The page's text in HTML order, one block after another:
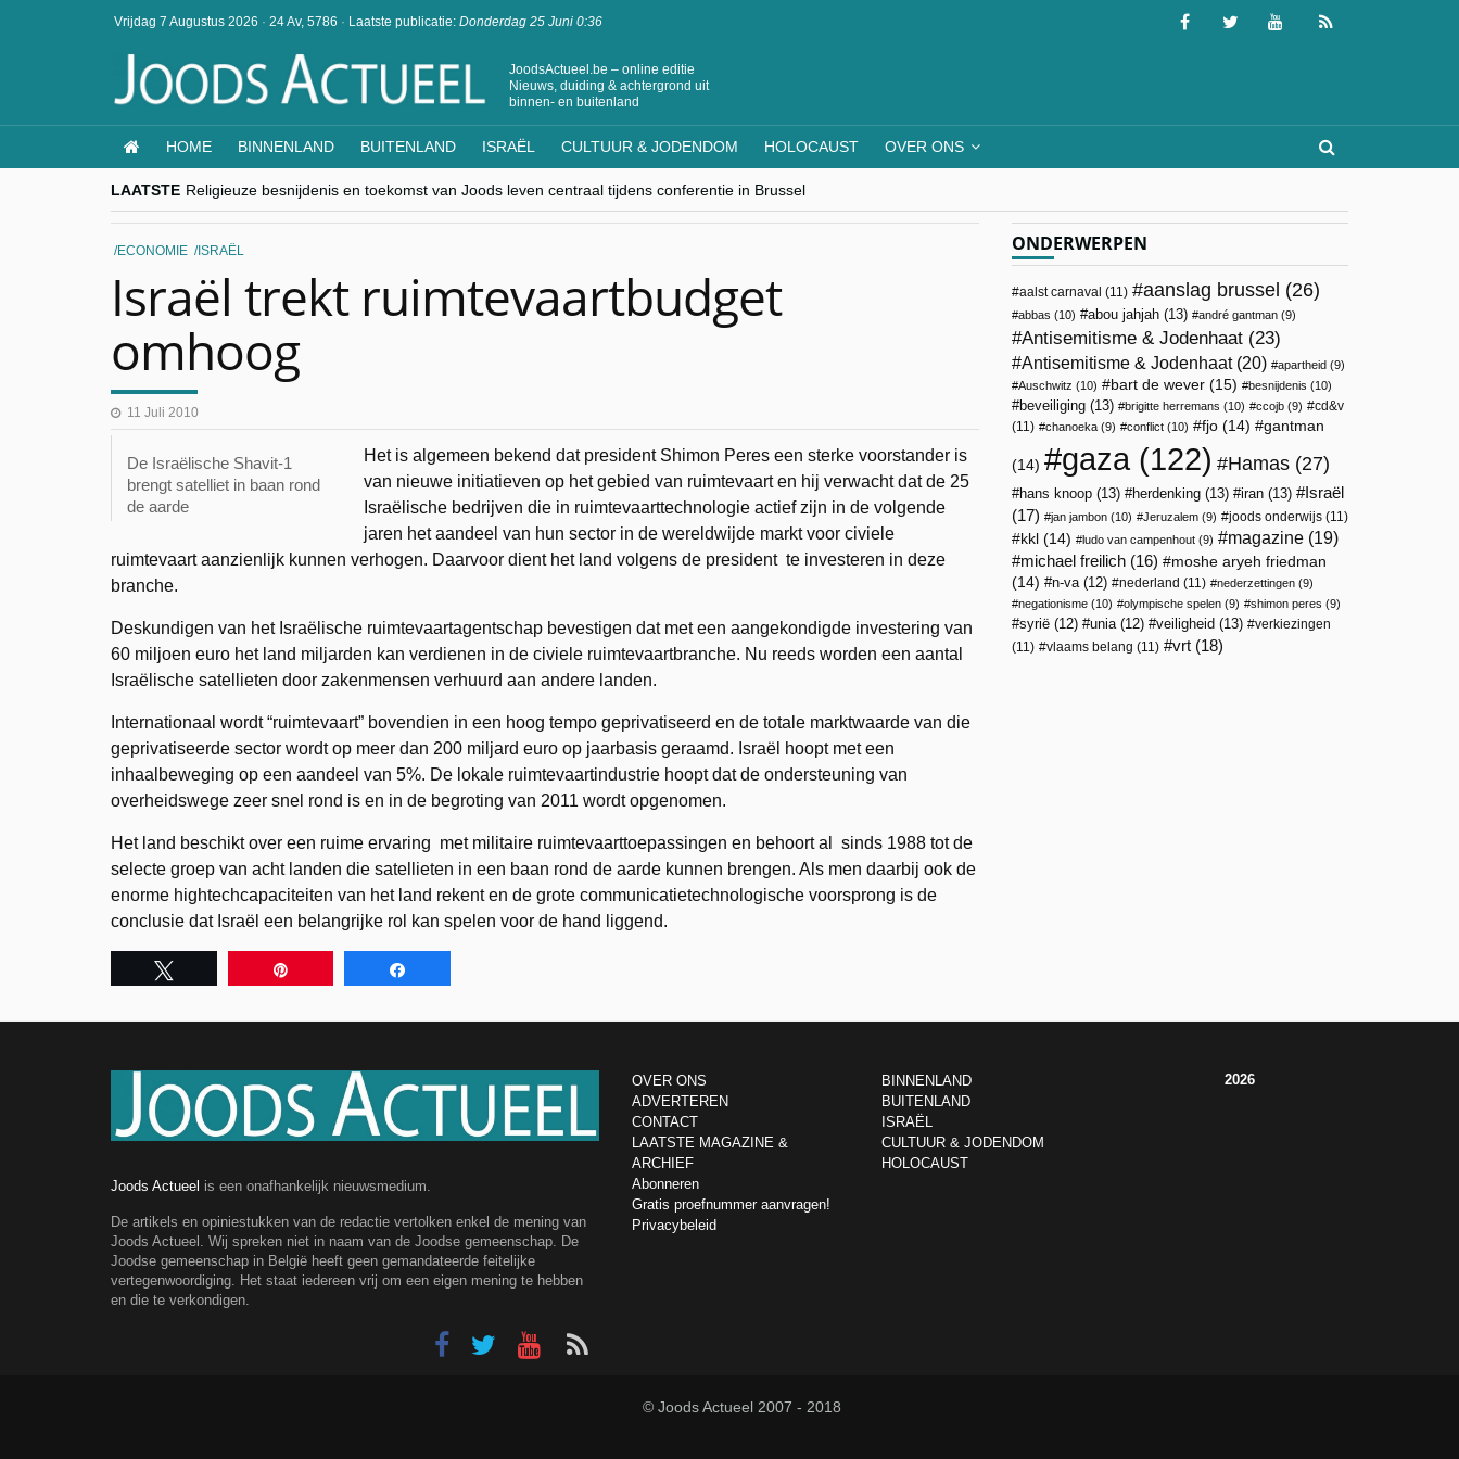
Vrijdag 7 Augustus 2026 · 24 Av, 5786 · Laatste publicatie: Donderdag 25 Juni 0:36
JoodsActueel.be – online editie
Nieuws, duiding & achtergrond uit
binnen- en buitenland
HOME BINNENLAND BUITENLAND ISRAËL CULTUUR & JODENDOM HOLOCAUST OVER ONS
LAATSTE Religieuze besnijdenis en toekomst van Joods leven centraal tijdens conferentie in Brussel
“Besnijdenisdebat toont hoe moeilijk seculiere Westen minderheden begrijpt”, Jinnih Beels (Vooruit)
CITYTRIP | ROEMENIË – Boekarest: de verrassing van Oost-Europa
“Vandaag zit elke Jood in België op de beklaagdenbank”
ECONOMIE ISRAËL
Israël trekt ruimtevaartbudget
omhoog
11 Juli 2010
De Israëlische Shavit-1
brengt satelliet in baan rond
de aarde
Het is algemeen bekend dat president Shimon Peres een sterke voorstander is
van nieuwe initiatieven op het gebied van ruimtevaart en hij verwacht dat de 25
Israëlische bedrijven die in ruimtevaarttechnologie actief zijn in de volgende
jaren het aandeel van hun sector in de wereldwijde markt voor civiele
ruimtevaart aanzienlijk kunnen verhogen. Daarvoor dient het land volgens de president te investeren in deze
branche.
Deskundigen van het Israëlische ruimtevaartagentschap bevestigen dat met een aangekondigde investering van
60 miljoen euro het land miljarden kan verdienen in de civiele ruimtevaartbranche. Nu reeds worden een aantal
Israëlische satellieten door zakenmensen verhuurd aan andere landen.
Internationaal wordt “ruimtevaart” bovendien in een hoog tempo geprivatiseerd en de totale marktwaarde van die
geprivatiseerde sector wordt op meer dan 200 miljard euro op jaarbasis geraamd. Israël hoopt met een
inhaalbeweging op een aandeel van 5%. De lokale ruimtevaartindustrie hoopt dat de ondersteuning van
overheidswege zeer snel rond is en in de begroting van 2011 wordt opgenomen.
Het land beschikt over een ruime ervaring met militaire ruimtevaarttoepassingen en behoort al sinds 1988 tot de
selecte groep van acht landen die satellieten in een baan rond de aarde kunnen brengen. Als men daarbij ook de
enorme hightechcapaciteiten van het land rekent en de grote communicatietechnologische voorsprong is de
conclusie dat Israël een belangrijke rol kan spelen voor de hand liggend.
ONDERWERPEN
aalst carnaval (11) aanslag brussel (26)
abbas (10) abou jahjah (13) andré gantman (9)
Antisemitisme & Jodenhaat (23)
Antisemitisme & Jodenhaat(20) apartheid (9)
Auschwitz (10) bart de wever (15) besnijdenis (10)
beveiliging (13) brigitte herremans (10) ccojb (9)
cd&v
(11)
chanoeka (9) conflict (10) fjo (14) gantman
(14) gaza(122) Hamas (27)
hans knoop (13) herdenking (13) iran (13)
Israël
(17)
jan jambon (10) Jeruzalem (9) joods onderwijs (11)
kkl (14) ludo van campenhout (9) magazine (19)
michael freilich (16)
moshe aryeh friedman
(14)
n-va(12) nederland (11) nederzettingen (9)
negationisme (10) olympische spelen (9) shimon peres (9)
syrië (12) unia(12) veiligheid (13)
verkiezingen
(11)
vlaams belang (11) vrt (18)
Joods Actueel is een onafhankelijk nieuwsmedium.
De artikels en opiniestukken van de redactie vertolken enkel de mening van
Joods Actueel. Wij spreken niet in naam van de Joodse gemeenschap. De
Joodse gemeenschap in België heeft geen gemandateerde feitelijke
vertegenwoordiging. Het staat iedereen vrij om een eigen mening te hebben
en die te verkondigen.
OVER ONS
ADVERTEREN
CONTACT
LAATSTE MAGAZINE &
ARCHIEF
Abonneren
Gratis proefnummer aanvragen!
Privacybeleid
BINNENLAND
BUITENLAND
ISRAËL
CULTUUR & JODENDOM
HOLOCAUST
2026
© Joods Actueel 2007 - 2018